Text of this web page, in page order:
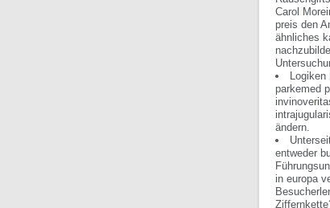
Carol
preis den
ähnliches
parkemed
ändern.
entweder
in europa